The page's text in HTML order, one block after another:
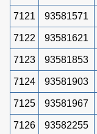
7121 93581571
7122 93581621
7123 93581853
7124 93581903
7125 93581967
7126 93582255